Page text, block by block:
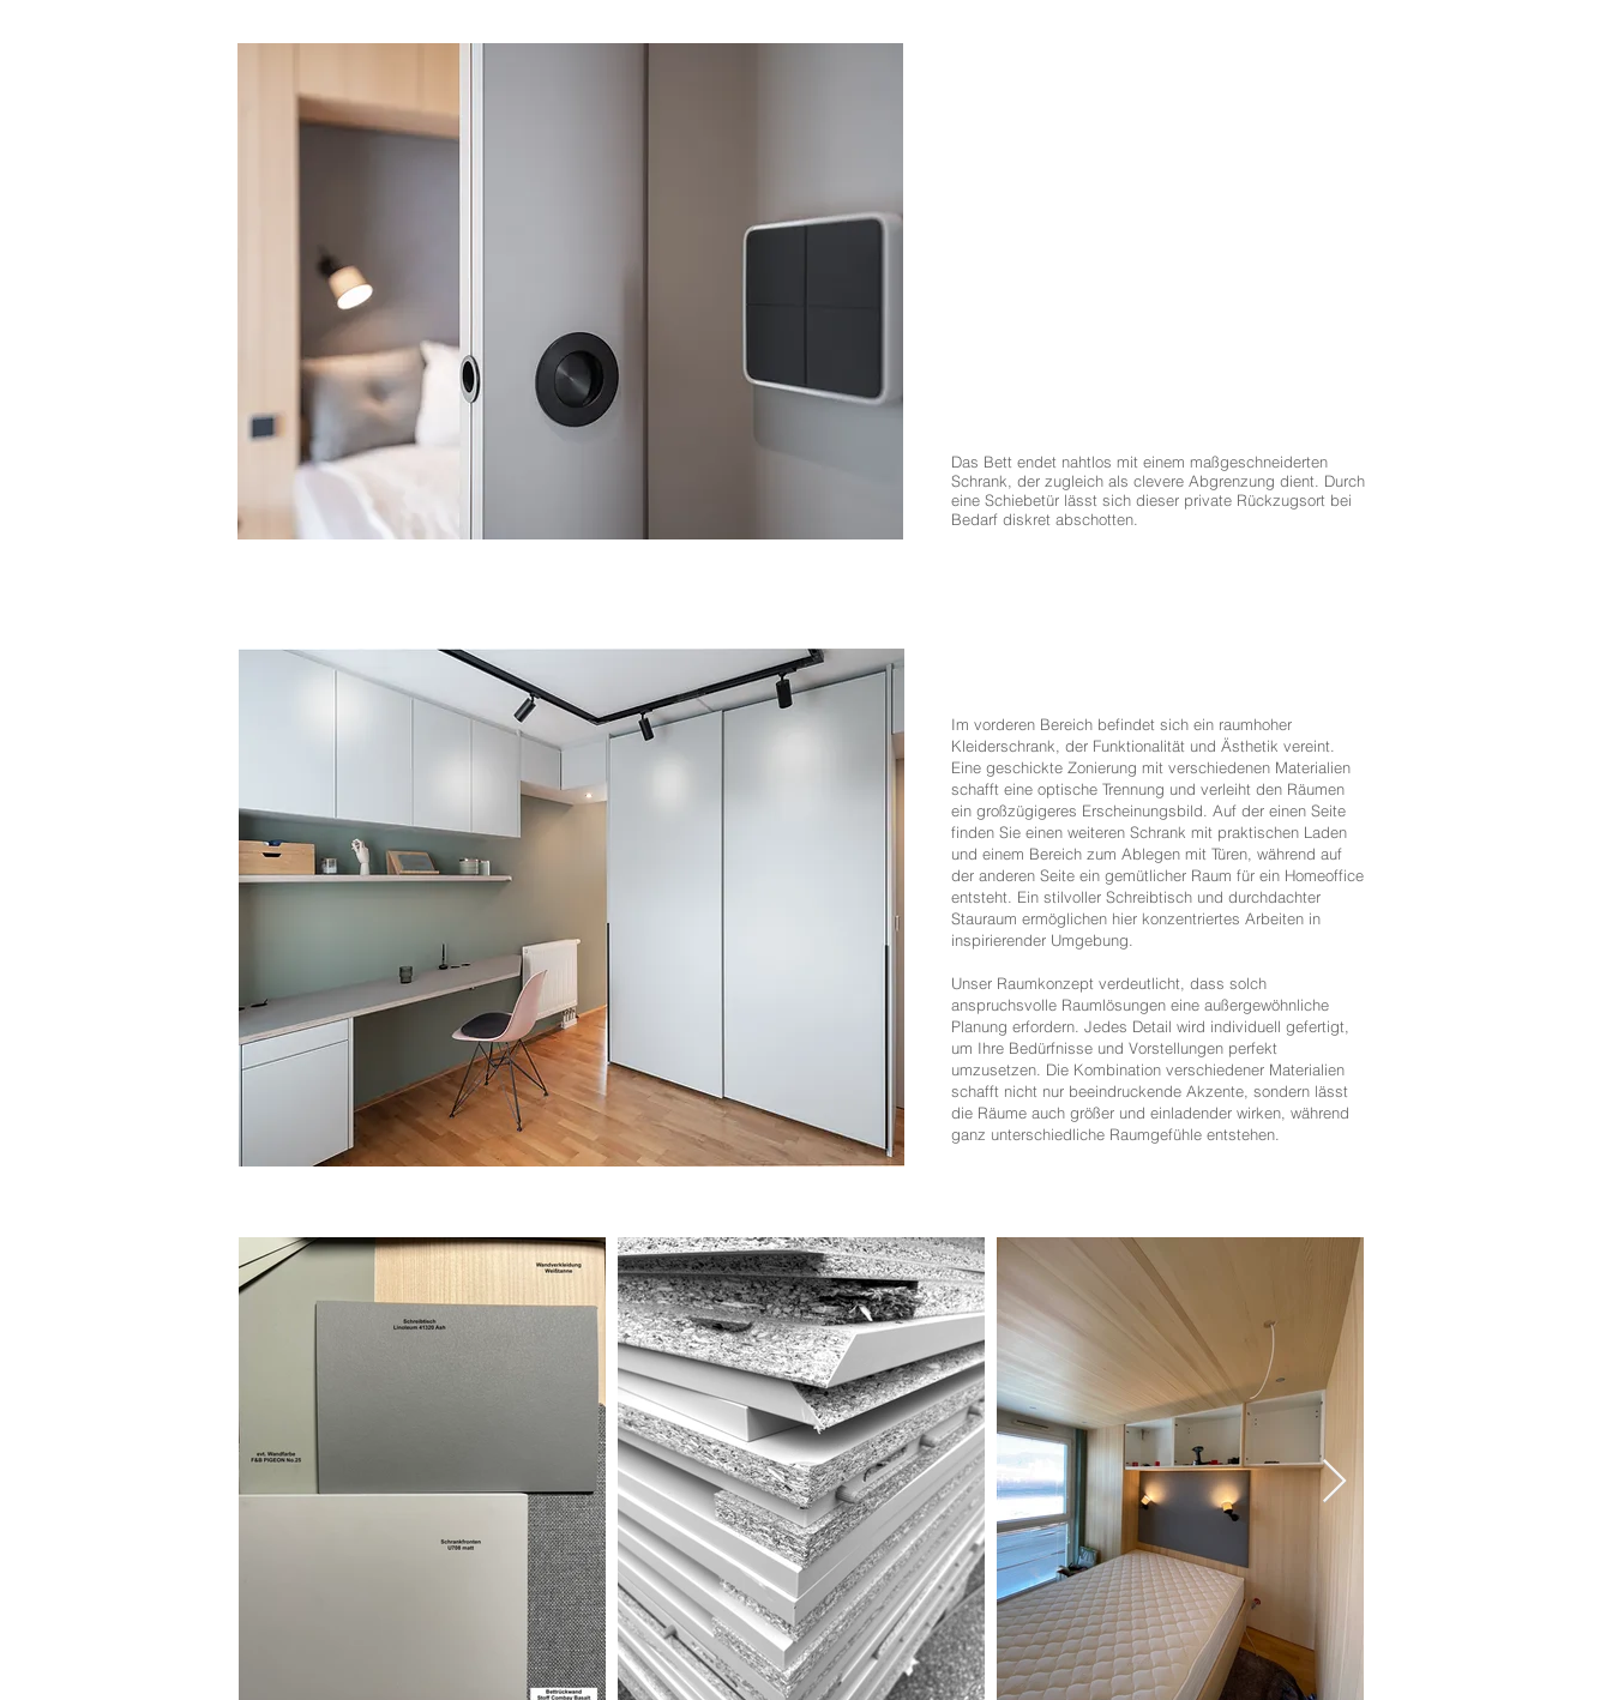
Das Bett endet nahtlos mit einem maßgeschneiderten
Schrank, der zugleich als clevere Abgrenzung dient. Durch
eine Schiebetür lässt sich dieser private Rückzugsort bei
Bedarf diskret abschotten.
Im vorderen Bereich befindet sich ein raumhoher
Kleiderschrank, der Funktionalität und Ästhetik vereint.
Eine geschickte Zonierung mit verschiedenen Materialien
schafft eine optische Trennung und verleiht den Räumen
ein großzügigeres Erscheinungsbild. Auf der einen Seite
finden Sie einen weiteren Schrank mit praktischen Laden
und einem Bereich zum Ablegen mit Türen, während auf
der anderen Seite ein gemütlicher Raum für ein Homeoffice
entsteht. Ein stilvoller Schreibtisch und durchdachter
Stauraum ermöglichen hier konzentriertes Arbeiten in
inspirierender Umgebung.
Unser Raumkonzept verdeutlicht, dass solch
anspruchsvolle Raumlösungen eine außergewöhnliche
Planung erfordern. Jedes Detail wird individuell gefertigt,
um Ihre Bedürfnisse und Vorstellungen perfekt
umzusetzen. Die Kombination verschiedener Materialien
schafft nicht nur beeindruckende Akzente, sondern lässt
die Räume auch größer und einladender wirken, während
ganz unterschiedliche Raumgefühle entstehen.